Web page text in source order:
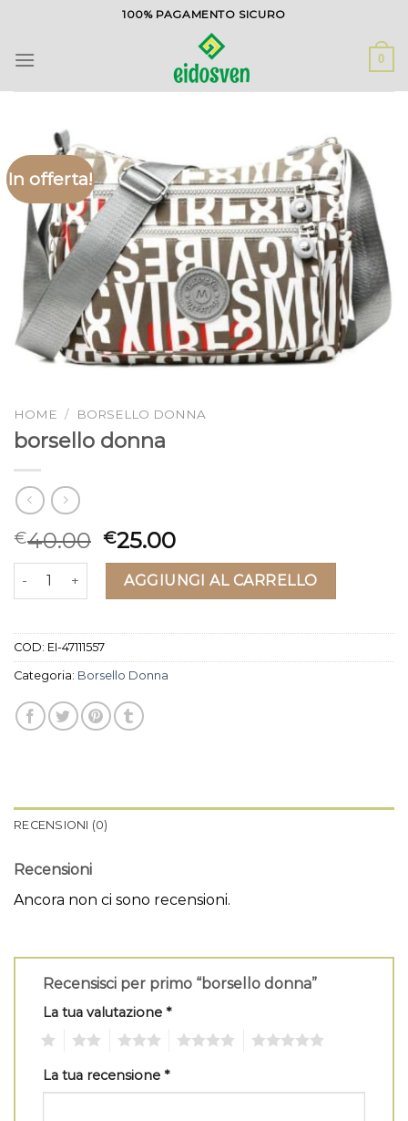
contenuti
100% PAGAMENTO SICURO
0
In offerta!
HOME / BORSELLO DONNA
borsello donna
€40.00 €25.00
borsello donna quantitàAGGIUNGI AL CARRELLO
COD: EI-47111557
Categoria: Borsello Donna
RECENSIONI (0)
Recensioni
Ancora non ci sono recensioni.
Recensisci per primo “borsello donna”
La tua valutazione *
La tua recensione *